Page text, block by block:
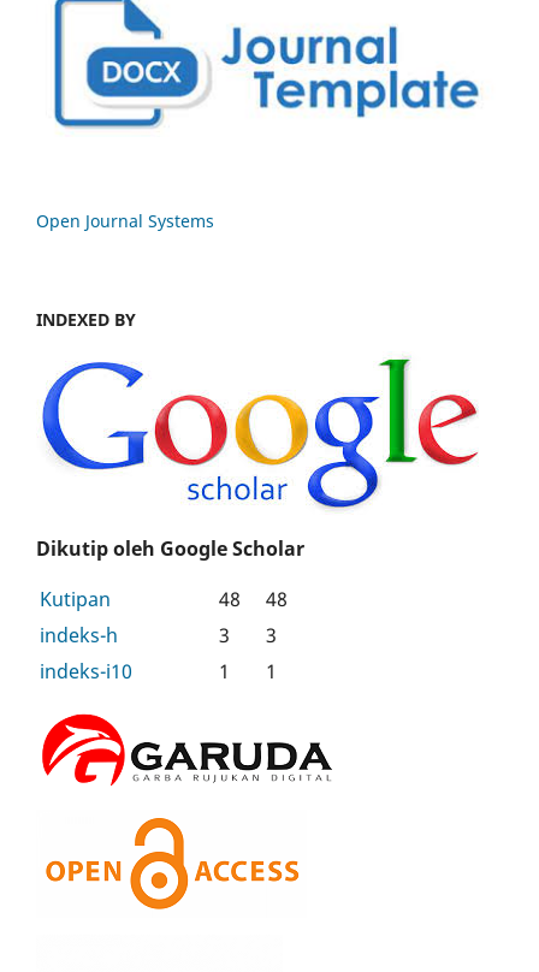
Open Journal Systems
INDEXED BY
Dikutip oleh Google Scholar
Kutipan
48
48
indeks-h
3
3
indeks-i10
1 1